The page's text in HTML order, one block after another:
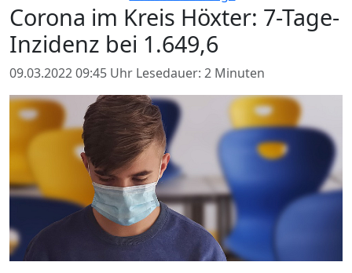
Corona im Kreis Höxter: 7-Tage-
Inzidenz bei 1.649,6
09.03.2022 09:45 Uhr Lesedauer: 2 Minuten